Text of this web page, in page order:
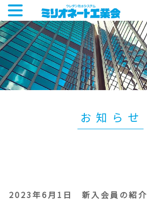
お知らせ
2023年6月1日 新入会員の紹介